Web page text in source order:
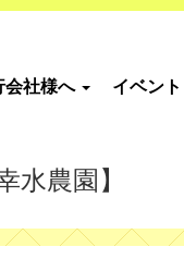
会社様へ イベント
水農園】